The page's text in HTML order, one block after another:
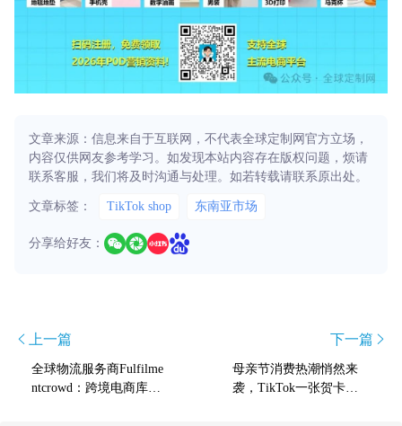
文章来源：信息来自于互联网，不代表全球定制网官方立场，
内容仅供网友参考学习。如发现本站内容存在版权问题，烦请
联系客服，我们将及时沟通与处理。如若转载请联系原出处。
文章标签： TikTok shop 东南亚市场
分享给好友：
上一篇
全​​球物流服务商Fulfilme
ntcrowd：跨境电商库存
下一篇
母亲节消费热潮悄然来
袭，TikTok一张贺卡轻